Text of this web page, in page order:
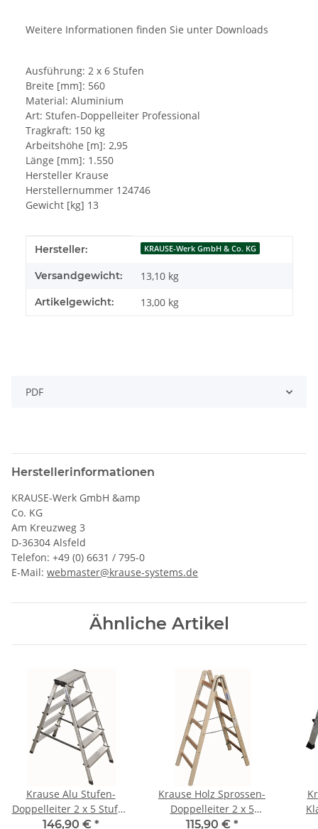
Weitere Informationen finden Sie unter Downloads
Ausführung: 2 x 6 Stufen
Breite [mm]: 560
Material: Aluminium
Art: Stufen-Doppelleiter Professional
Tragkraft: 150 kg
Arbeitshöhe [m]: 2,95
Länge [mm]: 1.550
Hersteller Krause
Herstellernummer 124746
Gewicht [kg] 13
Produkteigenschaft
Wert
Hersteller: KRAUSE-Werk GmbH & Co. KG
Versandgewicht: 13,10 kg
Artikelgewicht: 13,00 kg
PDF
Herstellerinformationen
KRAUSE-Werk GmbH &amp
Co. KG
Am Kreuzweg 3
D-36304 Alsfeld
Telefon: +49 (0) 6631 / 795-0
E-Mail: webmaster@krause-systems.de
Ähnliche Artikel
Krause Alu Stufen-
Doppelleiter 2 x 5 Stufen
120342
146,90 € *
Krause Holz Sprossen-
Doppelleiter 2 x 5
Sprossen 170071
115,90 € *